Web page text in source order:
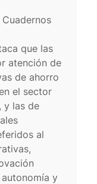
que las
atención de
de ahorro
el sector
y las de
al
y